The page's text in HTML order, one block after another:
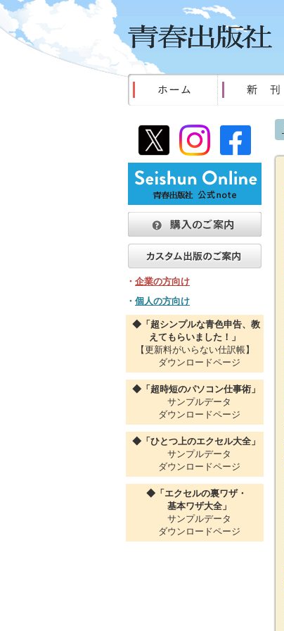
・ 企業の方向け
・ 個人の方向け
◆「超シンプルな青色申告、教
えてもらいました！」
【更新料がいらない仕訳帳】
ダウンロードページ
◆「超時短のパソコン仕事術」
サンプルデータ
ダウンロードページ
◆「ひとつ上のエクセル大全」
サンプルデータ
ダウンロードページ
◆「エクセルの裏ワザ・
基本ワザ大全」
サンプルデータ
ダウンロードページ